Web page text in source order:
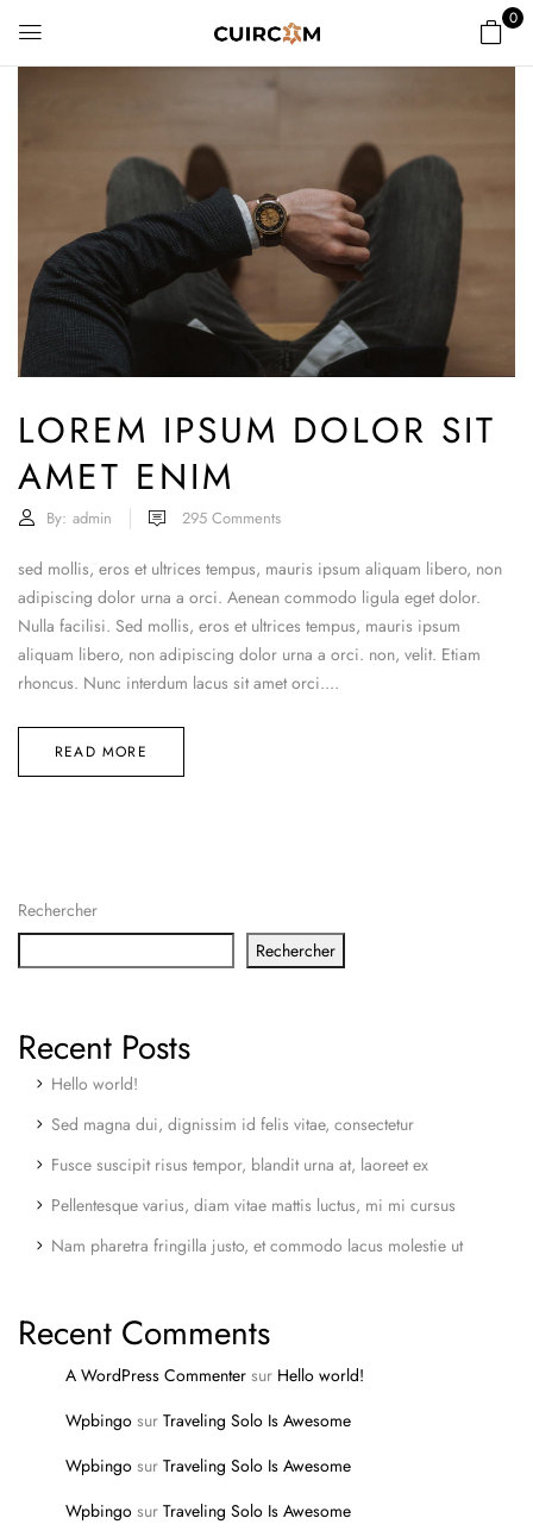
0
Rechercher
Rechercher
Recent Posts
Hello world!
Sed magna dui, dignissim id felis vitae, consectetur
Fusce suscipit risus tempor, blandit urna at, laoreet ex
Pellentesque varius, diam vitae mattis luctus, mi mi cursus
Nam pharetra fringilla justo, et commodo lacus molestie ut
Recent Comments
A WordPress Commenter sur Hello world!
Wpbingo sur Traveling Solo Is Awesome
Wpbingo sur Traveling Solo Is Awesome
Wpbingo sur Traveling Solo Is Awesome
LOREM IPSUM DOLOR SIT
AMET ENIM
By: admin 295 Comments
sed mollis, eros et ultrices tempus, mauris ipsum aliquam libero, non
adipiscing dolor urna a orci. Aenean commodo ligula eget dolor.
Nulla facilisi. Sed mollis, eros et ultrices tempus, mauris ipsum
aliquam libero, non adipiscing dolor urna a orci. non, velit. Etiam
rhoncus. Nunc interdum lacus sit amet orci....
READ MORE